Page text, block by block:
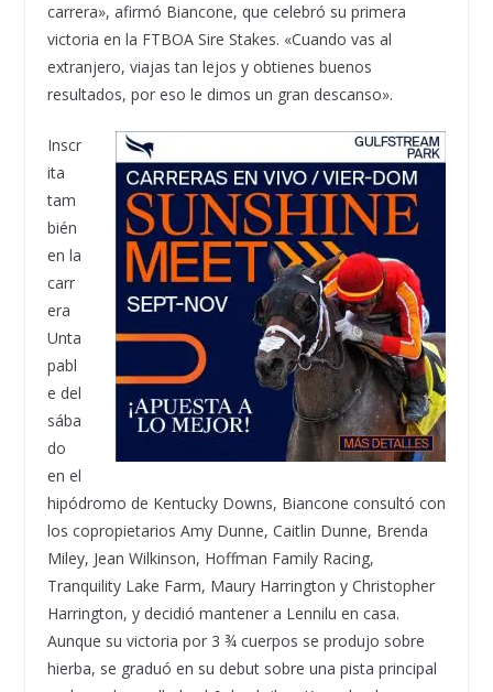
carrera», afirmó Biancone, que celebró su primera
victoria en la FTBOA Sire Stakes. «Cuando vas al
extranjero, viajas tan lejos y obtienes buenos
resultados, por eso le dimos un gran descanso».
Inscr
ita
tam
bién
en la
carr
era
Unta
pabl
e del
sába
do
en el
hipódromo de Kentucky Downs, Biancone consultó con
los copropietarios Amy Dunne, Caitlin Dunne, Brenda
Miley, Jean Wilkinson, Hoffman Family Racing,
Tranquility Lake Farm, Maury Harrington y Christopher
Harrington, y decidió mantener a Lennilu en casa.
Aunque su victoria por 3 ¾ cuerpos se produjo sobre
hierba, se graduó en su debut sobre una pista principal